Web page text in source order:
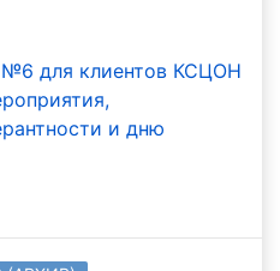
№6 для клиентов КСЦОН
и дню